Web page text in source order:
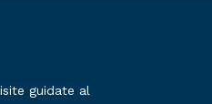
guidate al